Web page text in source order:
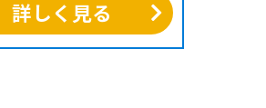
詳しく見る